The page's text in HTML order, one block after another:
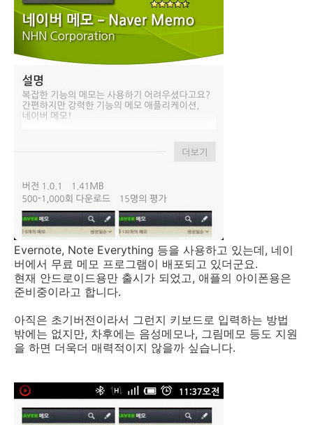
Evernote, Note Everything 등을 사용하고 있는데, 네이
버에서 무료 메모 프로그램이 배포되고 있더군요.
현재 안드로이드용만 출시가 되었고, 애플의 아이폰용은
준비중이라고 합니다.
아직은 초기버전이라서 그런지 키보드로 입력하는 방법
밖에는 없지만, 차후에는 음성메모나, 그림메모 등도 지원
을 하면 더욱더 매력적이지 않을까 싶습니다.